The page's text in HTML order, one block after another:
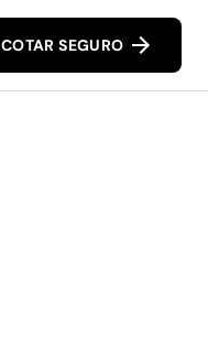
COTAR SEGURO